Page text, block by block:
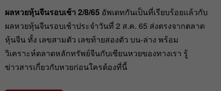
ผลหวยหุ้นจีนรอบเช้า 2/8/65 อัพเดทกันเป็นที่เรียบร้อยแล้วกับ
ผลหวยหุ้นจีนรอบเช้าประจำวันที่ 2 ส.ค. 65 ส่งตรงจากตลาด
หุ้นจีน ทั้ง เลขสามตัว เลขท้ายสองตัว บน-ล่าง พร้อม
วิเคราะห์ตลาดหลักทรัพย์จีนกับเซียนหวยของทางเรา รู้
ข่าวสารเกี่ยวกับหวยก่อนใครต้องที่นี้